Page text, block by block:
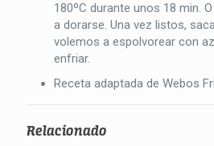
180ºC durante unos 18 min.
a dorarse. Una vez listos,
volemos a espolvorear con
enfriar.
Receta adaptada de Webos
Relacionado